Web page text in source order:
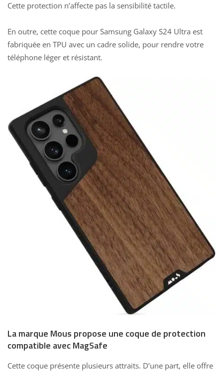
Cette protection n’affecte pas la sensibilité tactile.
En outre, cette coque pour Samsung Galaxy S24 Ultra est
fabriquée en TPU avec un cadre solide, pour rendre votre
téléphone léger et résistant.
La marque Mous propose une coque de protection
compatible avec MagSafe
Cette coque présente plusieurs attraits. D’une part, elle offre